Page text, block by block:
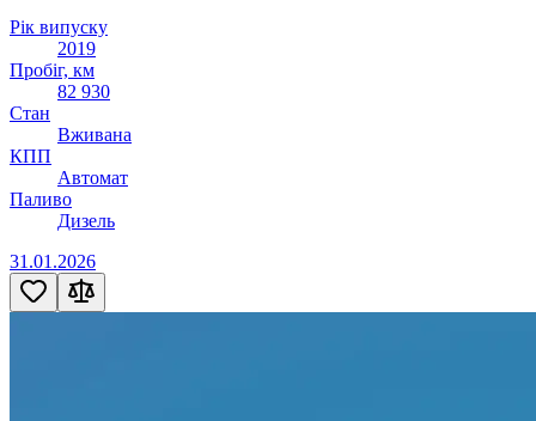
Рік випуску
2019
Пробіг, км
82 930
Стан
Вживана
КПП
Автомат
Паливо
Дизель
31.01.2026